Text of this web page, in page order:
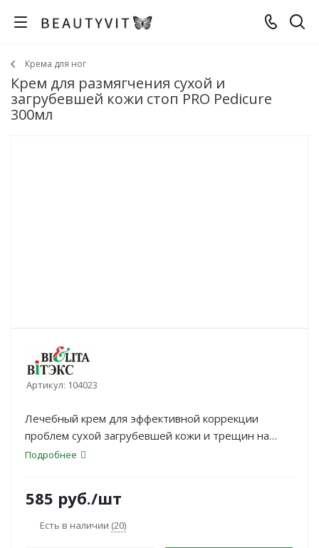
Крема для ног
Крем для размягчения сухой и
загрубевшей кожи стоп PRO Pedicure
300мл
Артикул: 104023
Лечебный крем для эффективной коррекции
проблем сухой загрубевшей кожи и трещин на
ногах. Содержит 23 активных ингредиента:
Подробнее
585 руб./шт
Есть в наличии (20)